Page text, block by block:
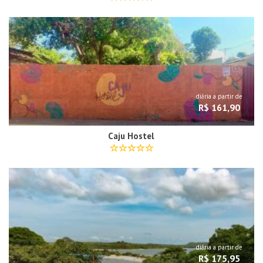
diária a partir de
R$ 161,90
Caju Hostel
diária a partir de
R$ 175,95